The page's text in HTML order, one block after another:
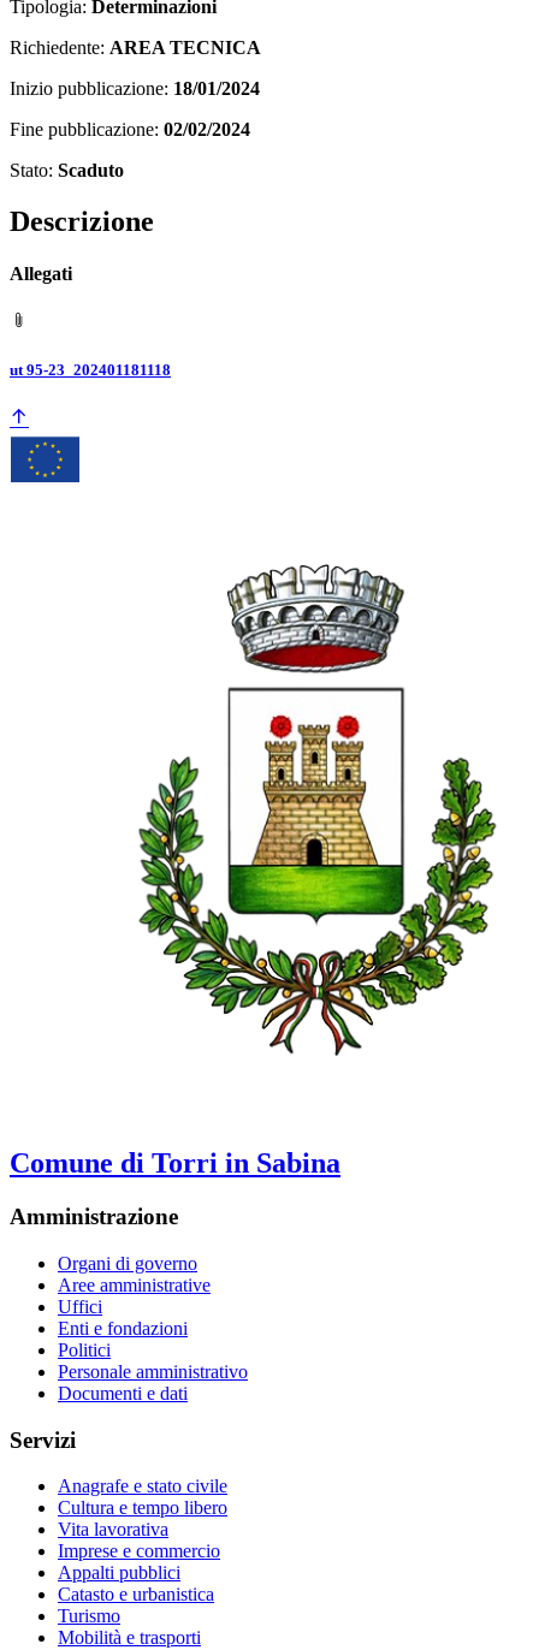
Tipologia: Determinazioni
Richiedente: AREA TECNICA
Inizio pubblicazione: 18/01/2024
Fine pubblicazione: 02/02/2024
Stato: Scaduto
Descrizione
Allegati
ut 95-23_202401181118
Comune di Torri in Sabina
Amministrazione
Organi di governo
Aree amministrative
Uffici
Enti e fondazioni
Politici
Personale amministrativo
Documenti e dati
Servizi
Anagrafe e stato civile
Cultura e tempo libero
Vita lavorativa
Imprese e commercio
Appalti pubblici
Catasto e urbanistica
Turismo
Mobilità e trasporti